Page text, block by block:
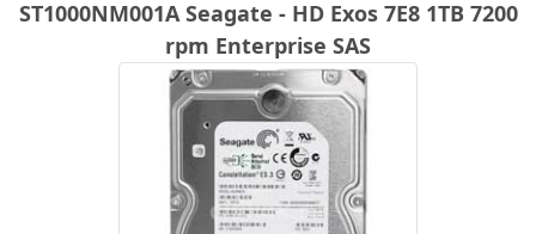
ST1000NM001A Seagate - HD Exos 7E8 1TB 7200
rpm Enterprise SAS